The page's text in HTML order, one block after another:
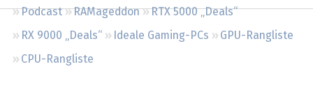
Podcast RAMageddon
RTX 5000 „Deals“
RX 9000 „Deals“
Ideale Gaming-PCs
GPU-Rangliste
CPU-Rangliste